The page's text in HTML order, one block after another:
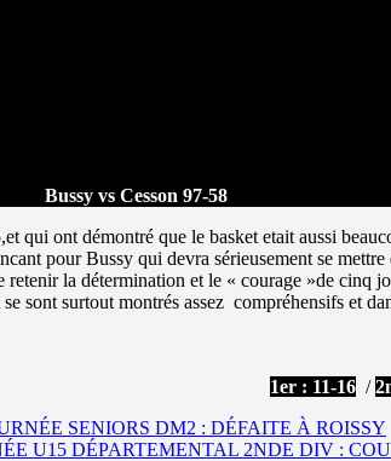
Bussy vs Cesson 97-58
qui ont démontré que le basket etait aussi
pour Bussy qui devra sérieusement se
la détermination et le « courage »de cinq
sont surtout montrés assez compréhensifs et
1er : 11-16/
SENIORS DM2 : DÉFAITE À ROISSY
U15 DÉPARTEMENTAL 2NDE DIV :